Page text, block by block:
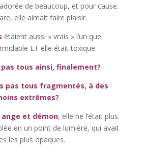
de beaucoup, et pour cause.
elle aimait faire plaisir.
étaient aussi « vrais » l’un que
ET elle était toxique.
tous ainsi, finalement?
pas tous fragmentés, à des
extrêmes?
ange et démon, elle ne l’était plus.
en un point de lumière, qui avait
les plus opaques.